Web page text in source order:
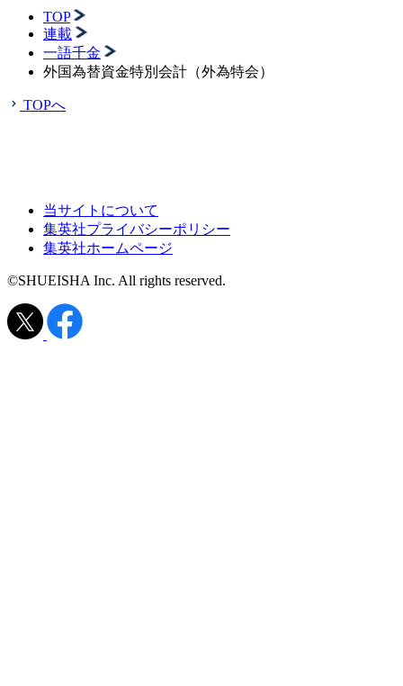
TOP
連載
一語千金
外国為替資金特別会計（外為特会）
TOPへ
当サイトについて
集英社プライバシーポリシー
集英社ホームページ
©SHUEISHA Inc. All rights reserved.